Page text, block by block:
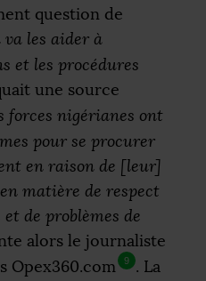
question de
va les aider à
et les procédures
une source
forces nigérianes ont
pour se procurer
en raison de [leur]
matière de respect
de problèmes de
alors le journaliste
Opex360.com
9
. La